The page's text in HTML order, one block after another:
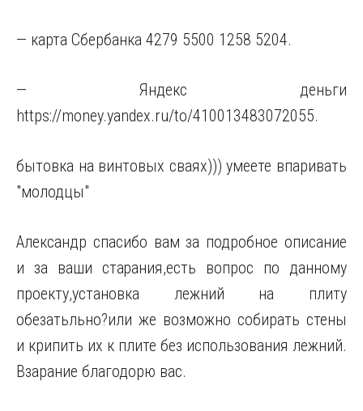
— карта Сбербанка 4279 5500 1258 5204.
— Яндекс деньги
https://money.yandex.ru/to/410013483072055.
бытовка на винтовых сваях))) умеете впаривать
"молодцы"
Александр спасибо вам за подробное описание
и за ваши старания,есть вопрос по данному
проекту,установка лежний на плиту
обезатьльно?или же возможно собирать стены
и крипить их к плите без использования лежний.
Взарание благодорю вас.